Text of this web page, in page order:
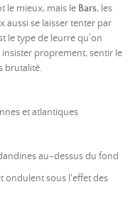
le mieux, mais le Bars, les
aussi se laisser tenter par
le type de leurre qu’on
proprement, sentir le
brutalité.
et atlantiques
au-dessus du fond
ondulent sous l'effet des